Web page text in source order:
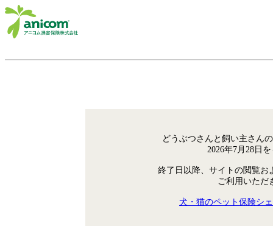
どうぶつさんと飼い主さん
2026年7月28日
終了日以降、サイトの閲覧お
ご利用いただ
犬・猫のペット保険シ